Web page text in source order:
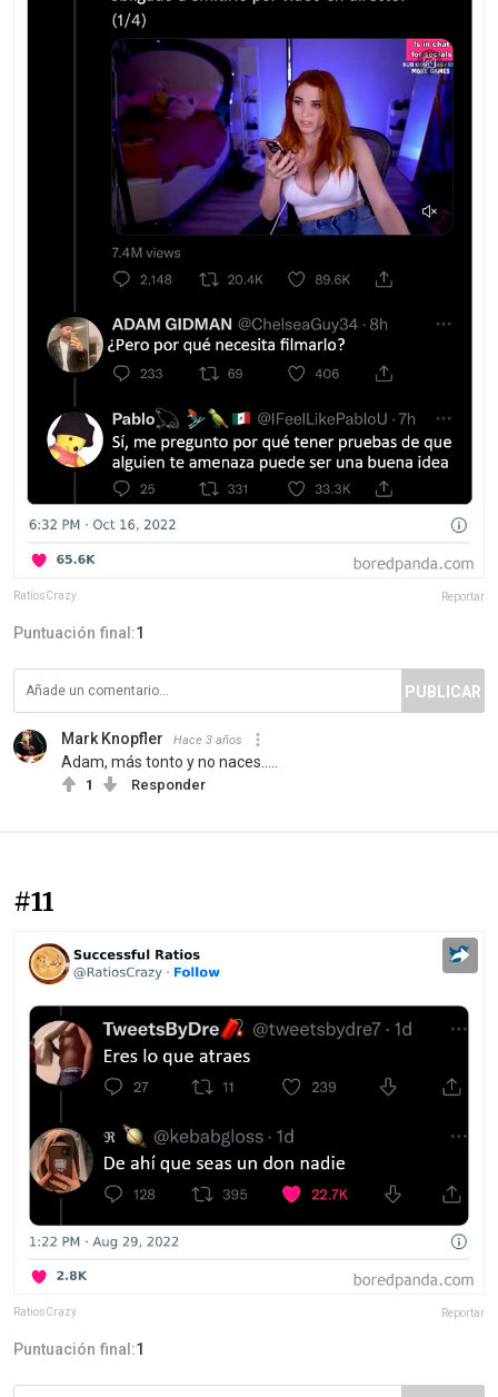
RatiosCrazy Reportar
Puntuación final:1
PUBLICAR
Mark Knopfler Hace 3 años
Adam, más tonto y no naces.....
1 Responder
#11
RatiosCrazy Reportar
Puntuación final:1